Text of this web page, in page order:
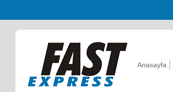
Anasayfa